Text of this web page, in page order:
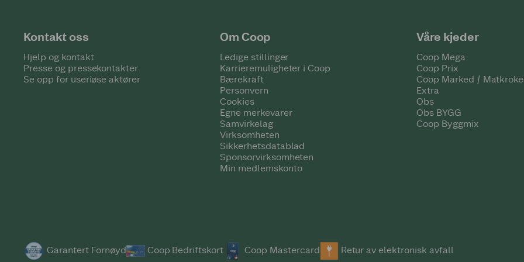
Kontakt oss
Hjelp og kontakt
Presse og pressekontakter
Se opp for useriøse aktører
Om Coop
Ledige stillinger
Karrieremuligheter i Coop
Bærekraft
Personvern
Cookies
Egne merkevarer
Samvirkelag
Virksomheten
Sikkerhetsdatablad
Sponsorvirksomheten
Min medlemskonto
Våre kjeder
Coop Mega
Coop Prix
Coop Marked /
Extra
Obs
Obs BYGG
Coop Byggmix
Garantert Fornøyd Coop Bedriftskort Coop Mastercard Retur av elektronisk avfall